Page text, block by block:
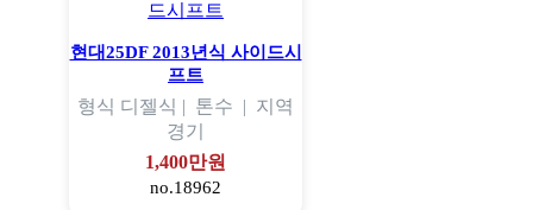
현대25DF 2013년식 사이드시
프트
형식 디젤식 | 톤수 | 지역
경기
1,400만원
no.18962